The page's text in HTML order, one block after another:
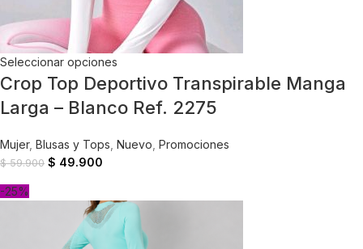
Seleccionar opciones
Crop Top Deportivo Transpirable Manga
Larga – Blanco Ref. 2275
Mujer, Blusas y Tops Nuevo Promociones
$59.900 $ 49.900
-25%